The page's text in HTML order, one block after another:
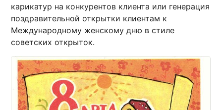
карикатур на конкурентов клиента или генерация
поздравительной открытки клиентам к
Международному женскому дню в стиле
советских открыток.